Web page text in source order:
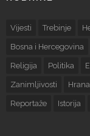
Vijesti Trebinje
Bosna i Hercegovina
Religija Politika
Zanimljivosti
Reportaže Istorija